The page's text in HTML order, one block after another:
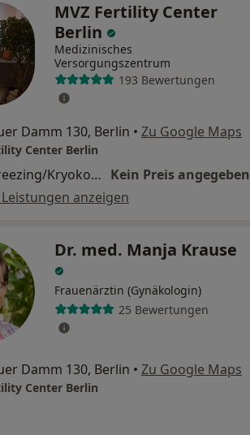
MVZ Fertility Center
Berlin
Medizinisches
Versorgungszentrum
193 Bewertungen
Damm 130, Berlin • Zu Google Maps
Center Berlin
Social Freezing/Kryokonservierung (Beratung) Kein Preis angegeben
anzeigen
Dr. med. Manja Krause
Frauenärztin (Gynäkologin)
25 Bewertungen
Damm 130, Berlin • Zu Google Maps
Center Berlin